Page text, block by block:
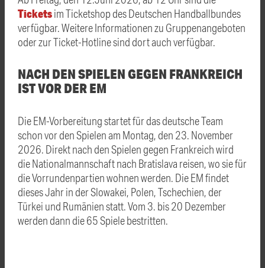
Ticketsim Ticketshop des Deutschen Handballbundes
verfügbar. Weitere Informationen zu Gruppenangeboten
oder zur Ticket-Hotline sind dort auch verfügbar.
NACH DEN SPIELEN GEGEN FRANKREICH
IST VOR DER EM
Die EM-Vorbereitung startet für das deutsche Team
schon vor den Spielen am Montag, den 23. November
2026. Direkt nach den Spielen gegen Frankreich wird
die Nationalmannschaft nach Bratislava reisen, wo sie für
die Vorrundenpartien wohnen werden. Die EM findet
dieses Jahr in der Slowakei, Polen, Tschechien, der
Türkei und Rumänien statt. Vom 3. bis 20 Dezember
werden dann die 65 Spiele bestritten.